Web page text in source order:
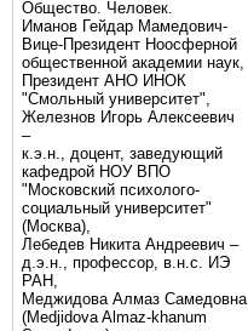
Общество. Человек.
Иманов Гейдар Мамедович-
Вице-Президент Ноосферной
общественной академии наук,
Президент АНО ИНОК
"Смольный университет",
Железнов Игорь Алексеевич
–
к.э.н., доцент, заведующий
кафедрой НОУ ВПО
"Московский психолого-
социальный университет"
(Москва),
Лебедев Никита Андреевич –
д.э.н., профессор, в.н.с. ИЭ
РАН,
Меджидова Алмаз Самедовна
(Medjidova Almaz-khanum